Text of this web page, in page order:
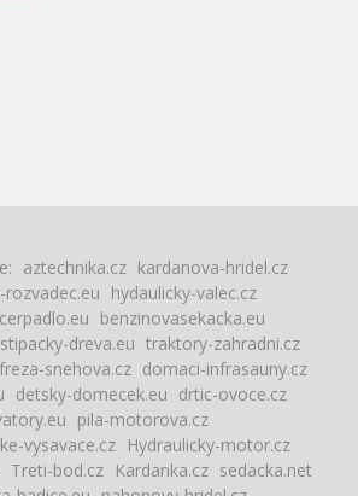
aztechnika.cz kardanova-hridel.cz
rozvadec.eu hydaulicky-valec.cz
benzinovasekacka.eu
stipacky-dreva.eu traktory-zahradni.cz
freza-snehova.cz domaci-infrasauny.cz
detsky-domecek.eu drtic-ovoce.cz
pila-motorova.cz
vysavace.cz
Hydraulicky-motor.cz
Treti-bod.cz Kardanka.cz sedacka.net